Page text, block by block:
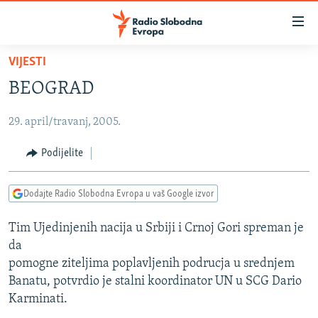
Pređite
glavni
Pređite
Pređite
pretragu
SRBIJA
KOSOVO
VIZUELNO
VIDEO
FOTOGALERIJE
INFOGRAFIKE
PODCASTI
RAT U UKRAJINI
KINA NA BALKANU
RSE PRIČE IZ SVIJETA
VIJESTI
BEOGRAD
29. april/travanj, 2005.
Podijelite
Dodajte Radio Slobodna Evropa u vaš Google izvor
Tim Ujedinjenih nacija u Srbiji i Crnoj Gori spreman je
da
pomogne ziteljima poplavljenih podrucja u srednjem
Banatu, potvrdio je stalni koordinator UN u SCG Dario
Karminati.